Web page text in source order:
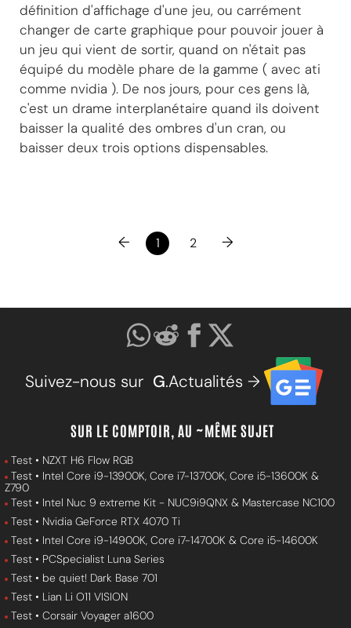
définition d'affichage d'une jeu, ou carrément
changer de carte graphique pour pouvoir jouer à
un jeu qui vient de sortir, quand on n'était pas
équipé du modèle phare de la gamme ( avec ati
comme nvidia ). De nos jours, pour ces gens là,
c'est un drame interplanétaire quand ils doivent
baisser la qualité des ombres d'un cran, ou
baisser deux trois options dispensables.
← 1 2 →
Suivez-nous sur G.Actualités →
SUR LE COMPTOIR, AU ~MÊME SUJET
Test • NZXT H6 Flow RGB
Test • Intel Core i9-13900K, Core i7-13700K, Core i5-13600K &
Z790
Test • Intel Nuc 9 extreme Kit - NUC9i9QNX & Mastercase NC100
Test • Nvidia GeForce RTX 4070 Ti
Test • Intel Core i9-14900K, Core i7-14700K & Core i5-14600K
Test • PCSpecialist Luna Series
Test • be quiet! Dark Base 701
Test • Lian Li O11 VISION
Test • Corsair Voyager a1600